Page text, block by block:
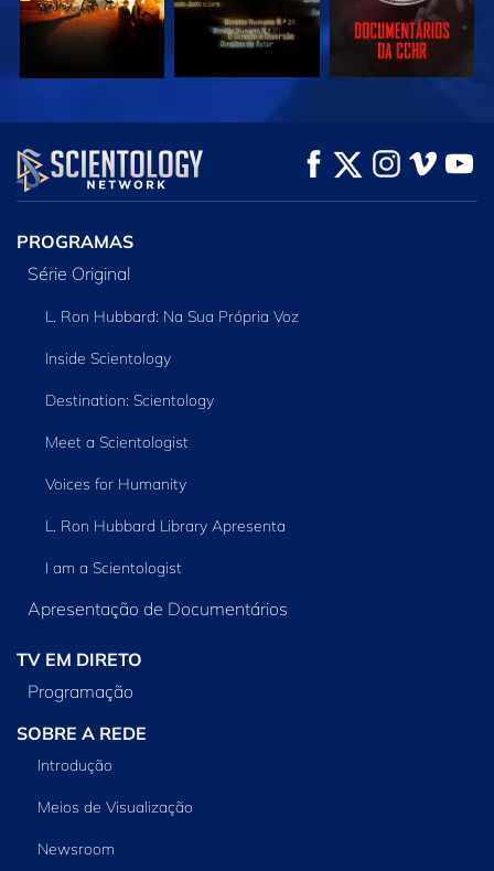
VEJA EXPLORE A SÉRIE
PROGRAMAS
Série Original
L. Ron Hubbard: Na Sua Própria Voz
Inside Scientology
Destination: Scientology
Meet a Scientologist
Voices for Humanity
L. Ron Hubbard Library Apresenta
I am a Scientologist
Apresentação de Documentários
TV EM DIRETO
Programação
SOBRE A REDE
Introdução
Meios de Visualização
Newsroom